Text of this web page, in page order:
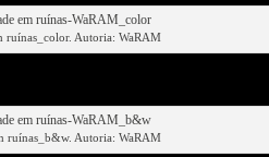
ruínas_color. Autoria: WaRAM
ruínas_b&w. Autoria: WaRAM